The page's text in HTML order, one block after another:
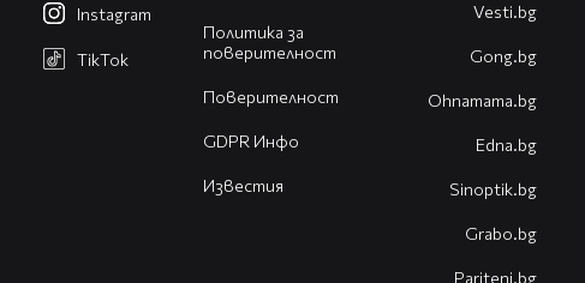
Политика за
поверителност
Поверителност
GDPR Инфо
Известия
Instagram
TikTok
Vesti.bg
Gong.bg
Оhnamama.bg
Edna.bg
Sinoptik.bg
Grabo.bg
Pariteni.bg